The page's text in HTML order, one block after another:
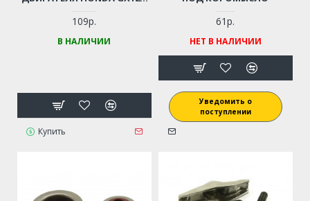
170F
109р.
В НАЛИЧИИ
Купить
61р.
НЕТ В НАЛИЧИИ
Уведомить о
поступлении